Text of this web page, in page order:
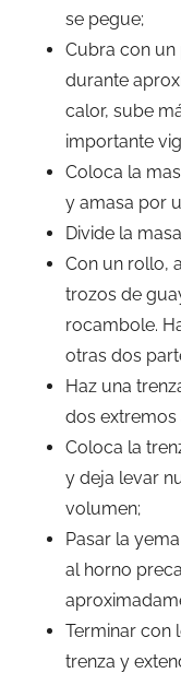
se pegue;
Cubra con un
durante
calor, sube
importante
Coloca la
y amasa por
Divide la
Con un rollo,
trozos de
rocambole.
otras dos
Haz una
dos extremos
Coloca la
y deja levar
volumen;
Pasar la
al horno
Terminar con
trenza y